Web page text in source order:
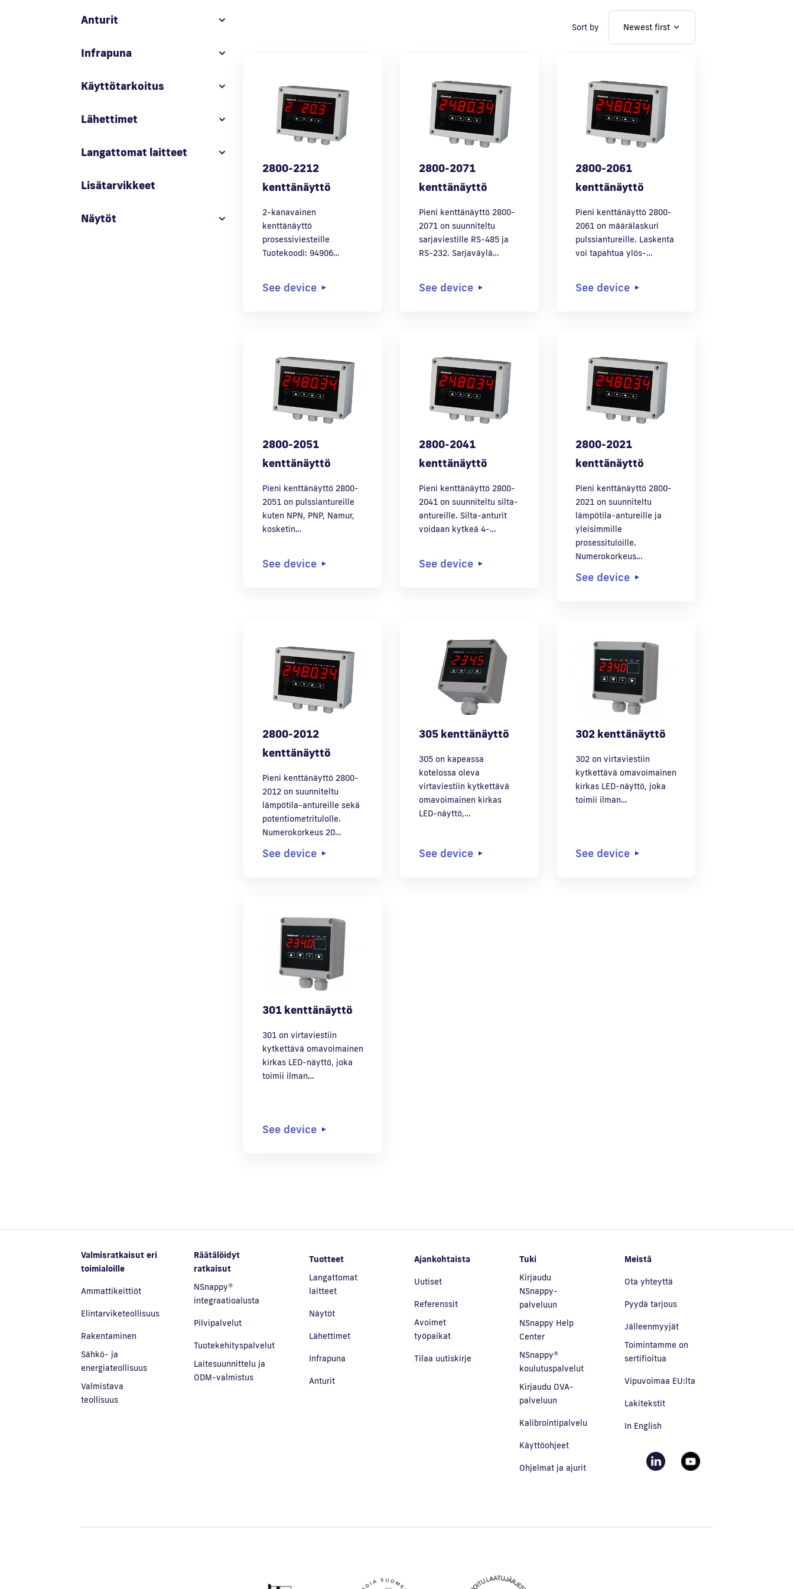
Anturit
Infrapuna
Käyttötarkoitus
Lähettimet
Langattomat laitteet
Lisätarvikkeet
Näytöt
Sort by
2800-2212
kenttänäyttö
2-kanavainen
kenttänäyttö
prosessiviesteille
Tuotekoodi: 94906…
See device
2800-2071
kenttänäyttö
Pieni kenttänäyttö 2800-
2071 on suunniteltu
sarjaviestille RS-485 ja
RS-232. Sarjaväylä…
See device
2800-2061
kenttänäyttö
Pieni kenttänäyttö 2800-
2061 on määrälaskuri
pulssiantureille. Laskenta
voi tapahtua ylös-…
See device
2800-2051
kenttänäyttö
Pieni kenttänäyttö 2800-
2051 on pulssiantureille
kuten NPN, PNP, Namur,
kosketin…
See device
2800-2041
kenttänäyttö
Pieni kenttänäyttö 2800-
2041 on suunniteltu silta-
antureille. Silta-anturit
voidaan kytkeä 4-…
See device
2800-2021
kenttänäyttö
Pieni kenttänäyttö 2800-
2021 on suunniteltu
lämpötila-antureille ja
yleisimmille
prosessituloille.
Numerokorkeus…
See device
2800-2012
kenttänäyttö
Pieni kenttänäyttö 2800-
2012 on suunniteltu
lämpötila-antureille sekä
potentiometritulolle.
Numerokorkeus 20…
See device
305 kenttänäyttö
305 on kapeassa
kotelossa oleva
virtaviestiin kytkettävä
omavoimainen kirkas
LED-näyttö,…
See device
302 kenttänäyttö
302 on virtaviestiin
kytkettävä omavoimainen
kirkas LED-näyttö, joka
toimii ilman…
See device
301 kenttänäyttö
301 on virtaviestiin
kytkettävä omavoimainen
kirkas LED-näyttö, joka
toimii ilman…
See device
Valmisratkaisut eri
toimialoille
Ammattikeittiöt
Elintarviketeollisuus
Rakentaminen
Sähkö- ja
energiateollisuus
Valmistava
teollisuus
Räätälöidyt
ratkaisut
NSnappy®
integraatioalusta
Pilvipalvelut
Tuotekehityspalvelut
Laitesuunnittelu ja
ODM-valmistus
Tuotteet
Langattomat
laitteet
Näytöt
Lähettimet
Infrapuna
Anturit
Ajankohtaista
Uutiset
Referenssit
Avoimet
työpaikat
Tilaa uutiskirje
Tuki
Kirjaudu
NSnappy-
palveluun
NSnappy Help
Center
NSnappy®
koulutuspalvelut
Kirjaudu OVA-
palveluun
Kalibrointipalvelu
Käyttöohjeet
Ohjelmat ja ajurit
Meistä
Ota yhteyttä
Pyydä tarjous
Jälleenmyyjät
Toimintamme on
sertifioitua
Vipuvoimaa EU:lta
Lakitekstit
In English